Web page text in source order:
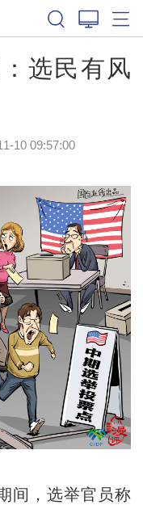
选民有风
10 09:57:00
，选举官员称